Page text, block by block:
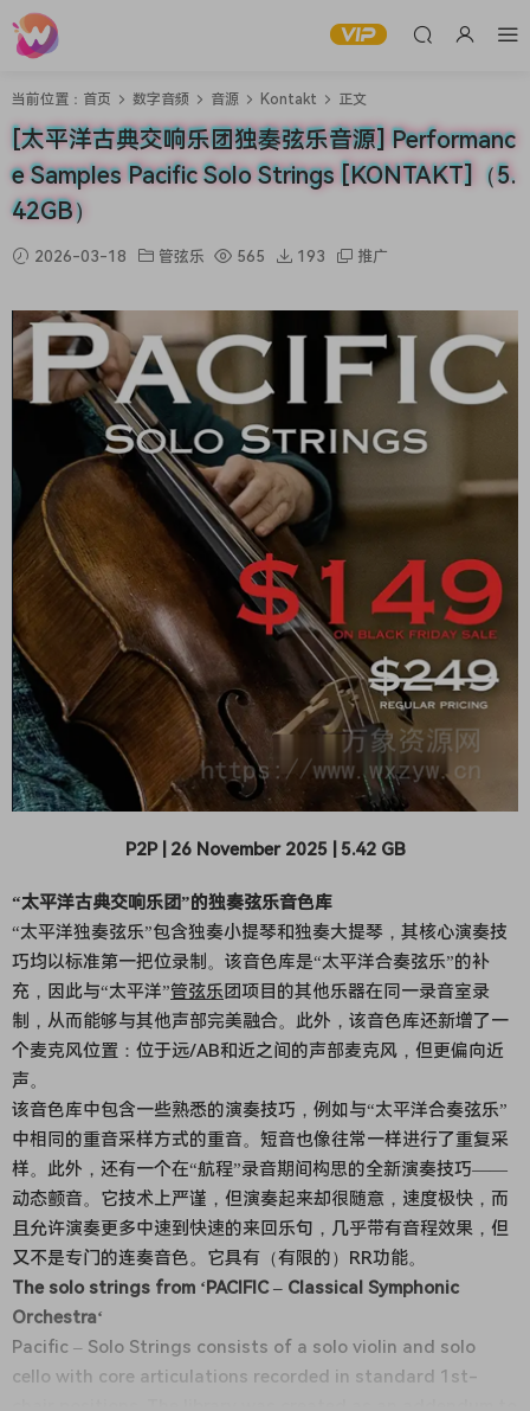
当前位置： 首页 数字音频 音源 Kontakt 正文
[太平洋古典交响乐团独奏弦乐音源] Performanc
e Samples Pacific Solo Strings [KONTAKT]（5.
42GB）
2026-03-18 管弦乐 565 193 推广
P2P | 26 November 2025 | 5.42 GB
“太平洋古典交响乐团”的独奏弦乐音色库
“太平洋独奏弦乐”包含独奏小提琴和独奏大提琴，其核心演奏技
巧均以标准第一把位录制。该音色库是“太平洋合奏弦乐”的补
充，因此与“太平洋”管弦乐 团项目的其他乐器在同一录音室录
制，从而能够与其他声部完美融合。此外，该音色库还新增了一
个麦克风位置：位于远/AB和近之间的声部麦克风，但更偏向近
声。
该音色库中包含一些熟悉的演奏技巧，例如与“太平洋合奏弦乐”
中相同的重音采样方式的重音。短音也像往常一样进行了重复采
样。此外，还有一个在“航程”录音期间构思的全新演奏技巧——
动态颤音。它技术上严谨，但演奏起来却很随意，速度极快，而
且允许演奏更多中速到快速的来回乐句，几乎带有音程效果，但
又不是专门的连奏音色。它具有（有限的）RR功能。
The solo strings from ‘PACIFIC – Classical Symphonic
Orchestra‘
Pacific – Solo Strings consists of a solo violin and solo
cello with core articulations recorded in standard 1st-